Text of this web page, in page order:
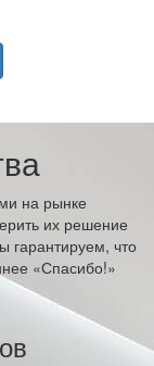
на рынке
их решение
гарантируем, что
«Спасибо!»